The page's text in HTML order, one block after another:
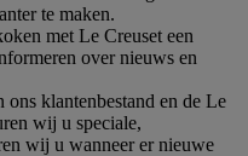
te maken.
met Le Creuset een
over nieuws en
klantenbestand en de Le
wij u speciale,
wij u wanneer er nieuwe